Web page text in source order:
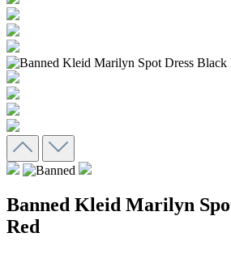
Banned Kleid Marilyn
Red